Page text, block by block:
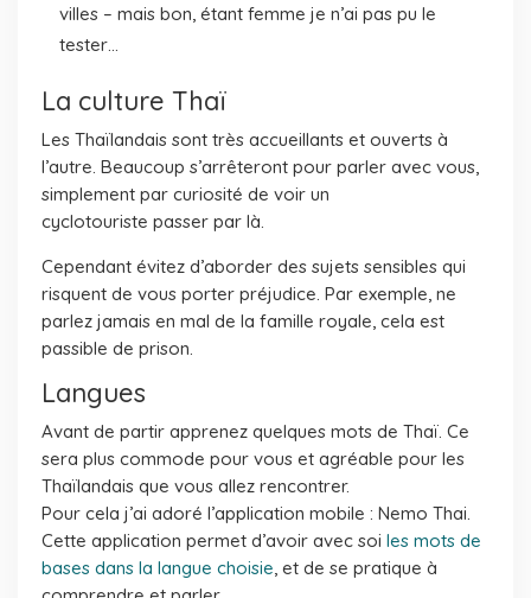
villes – mais bon, étant femme je n’ai pas pu le
tester…
La culture Thaï
Les Thaïlandais sont très accueillants et ouverts à
l’autre. Beaucoup s’arrêteront pour parler avec vous,
simplement par curiosité de voir un
cyclotouriste passer par là.
Cependant évitez d’aborder des sujets sensibles qui
risquent de vous porter préjudice. Par exemple, ne
parlez jamais en mal de la famille royale, cela est
passible de prison.
Langues
Avant de partir apprenez quelques mots de Thaï. Ce
sera plus commode pour vous et agréable pour les
Thaïlandais que vous allez rencontrer.
Pour cela j’ai adoré l’application mobile : Nemo Thai.
Cette application permet d’avoir avec soi les mots de
bases dans la langue choisie, et de se pratique à